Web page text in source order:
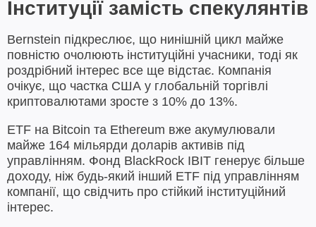
Інституції замість спекулянтів
Bernstein підкреслює, що нинішній цикл майже
повністю очолюють інституційні учасники, тоді як
роздрібний інтерес все ще відстає. Компанія
очікує, що частка США у глобальній торгівлі
криптовалютами зросте з 10% до 13%.
ETF на Bitcoin та Ethereum вже акумулювали
майже 164 мільярди доларів активів під
управлінням. Фонд BlackRock IBIT генерує більше
доходу, ніж будь-який інший ETF під управлінням
компанії, що свідчить про стійкий інституційний
інтерес.